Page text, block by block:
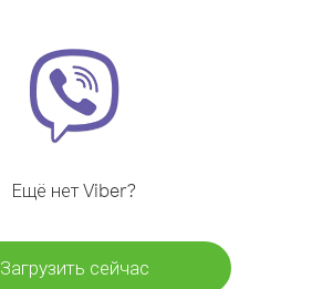
Ещё нет Viber?
Загрузить сейчас